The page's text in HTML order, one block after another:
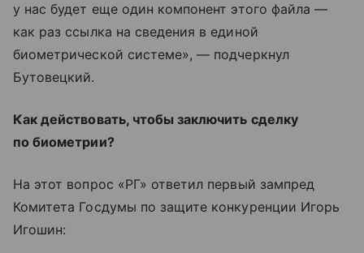
у нас будет еще один компонент этого файла —
как раз ссылка на сведения в единой
биометрической системе», — подчеркнул
Бутовецкий.
Как действовать, чтобы заключить сделку
по биометрии?
На этот вопрос «РГ» ответил первый зампред
Комитета Госдумы по защите конкуренции Игорь
Игошин: